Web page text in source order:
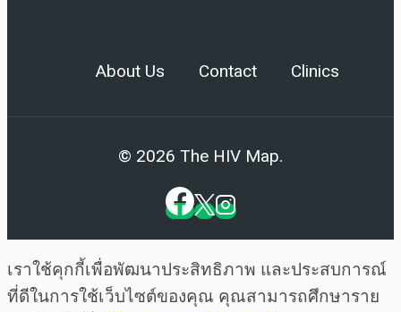
About Us Contact Clinics
© 2026 The HIV Map.
เราใช้คุกกี้เพื่อพัฒนาประสิทธิภาพ และประสบการณ์
ที่ดีในการใช้เว็บไซต์ของคุณ คุณสามารถศึกษาราย